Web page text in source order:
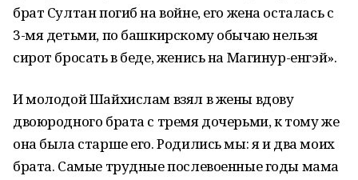
брат Султан погиб на войне, его жена осталась с
3-мя детьми, по башкирскому обычаю нельзя
сирот бросать в беде, женись на Магинур-енгэй».
И молодой Шайхислам взял в жены вдову
двоюродного брата с тремя дочерьми, к тому же
она была старше его. Родились мы: я и два моих
брата. Самые трудные послевоенные годы мама